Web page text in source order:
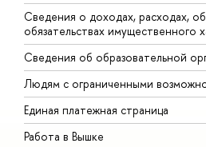
Сведения о доходах, расходах,
обязательствах имущественного
Сведения об образовательной
Людям с ограниченными
Единая платежная страница
Работа в Вышке